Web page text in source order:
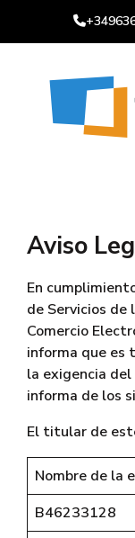
Aviso
En
de Servicios de
Comercio
informa que es
la exigencia
informa de los
El titular de
Nombre de la
B46233128